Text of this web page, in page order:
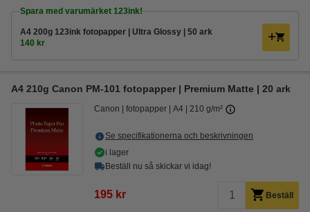
Spara med varumärket 123ink!
A4 200g 123ink fotopapper | Ultra Glossy | 50 ark
140 kr
A4 210g Canon PM-101 fotopapper | Premium Matte | 20 ark
Canon fotopapper A4 210 g/m²
Se specifikationerna och beskrivningen
i lager
Beställ nu så skickar vi idag!
195 kr Beställ